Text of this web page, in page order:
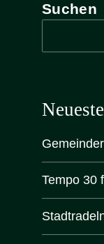
Suchen
Tempo 30